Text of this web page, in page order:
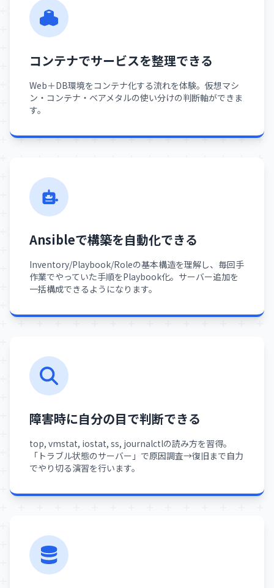
コンテナでサービスを整理できる
Web＋DB環境をコンテナ化する流れを体験。仮想マシ
ン・コンテナ・ベアメタルの使い分けの判断軸ができま
す。
Ansibleで構築を自動化できる
Inventory/Playbook/Roleの基本構造を理解し、毎回手
作業でやっていた手順をPlaybook化。サーバー追加を
一括構成できるようになります。
障害時に自分の目で判断できる
top, vmstat, iostat, ss, journalctlの読み方を習得。
「トラブル状態のサーバー」で原因調査→復旧まで自力
でやり切る演習を行います。